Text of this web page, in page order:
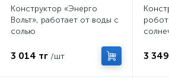
Конструктор «Энерго
Вольт», работает от воды с
солью
3 014 тг /шт 3